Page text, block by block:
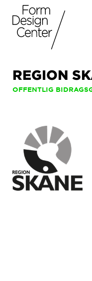
REGION
OFFENTLIG